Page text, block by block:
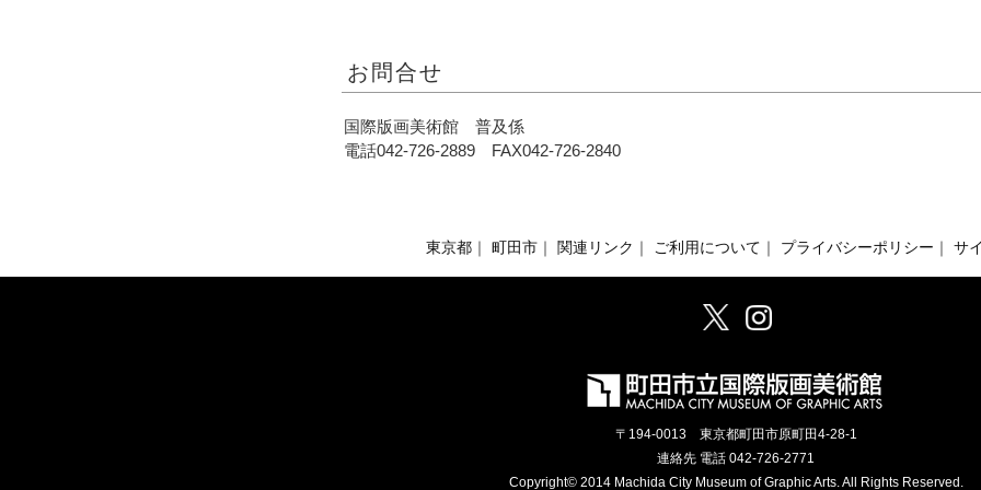
お問合せ
国際版画美術館 普及係
電話042-726-2889 FAX042-726-2840
東京都 町田市 関連リンク ご利用について プライバシーポリシー サ
〒194-0013 東京都町田市原町田4-28-1
連絡先 電話 042-726-2771
Copyright© 2014 Machida City Museum of Graphic Arts. All Rights Reserved.